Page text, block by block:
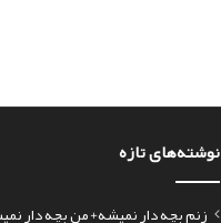
نوشته‌های تازه
زنم بچه دار نمیشه+ من بچه دار